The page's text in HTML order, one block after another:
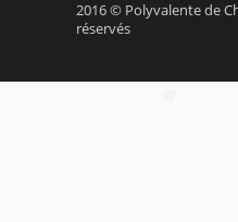
2016 © Polyvalente de
réservés